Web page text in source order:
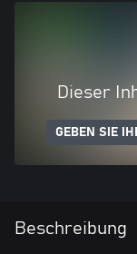
Dieser
GEBEN SIE
Beschreibung